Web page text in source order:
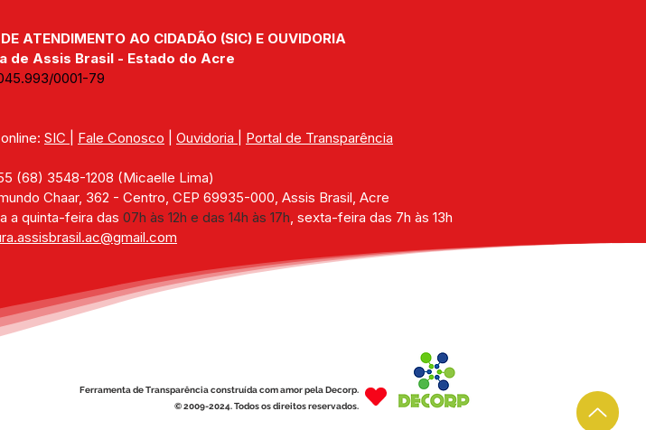
ATENDIMENTO AO CIDADÃO (SIC) E OUVIDORIA
de Assis Brasil - Estado do Acre
0001-79
SIC Fale Conosco Ouvidoria Portal de Transparência
(68) 3548-1208 (Micaelle Lima)
Chaar, 362 - Centro, CEP 69935-000, Assis Brasil, Acre
a quinta-feira das 07h às 12h e das 14h às 17h, sexta-feira das 7h às 13h
@gmail.com
Ferramenta de Transparência construída com amor pela Decorp.
© 2009-2024. Todos os direitos reservados.